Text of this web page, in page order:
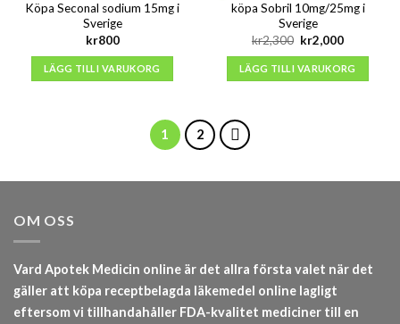
Köpa Seconal sodium 15mg i
Sverige
kr800
LÄGG TILL I VARUKORG
köpa Sobril 10mg/25mg i
Sverige
kr2,300 Det
ursprungliga
priset
var:
kr2,300.
kr2,000Det
priset
är:
kr2,000.
LÄGG TILL I VARUKORG
1 2
OM OSS
Vard Apotek Medicin online är det allra första valet när det
gäller att köpa receptbelagda läkemedel online lagligt
eftersom vi tillhandahåller FDA-kvalitet mediciner till en